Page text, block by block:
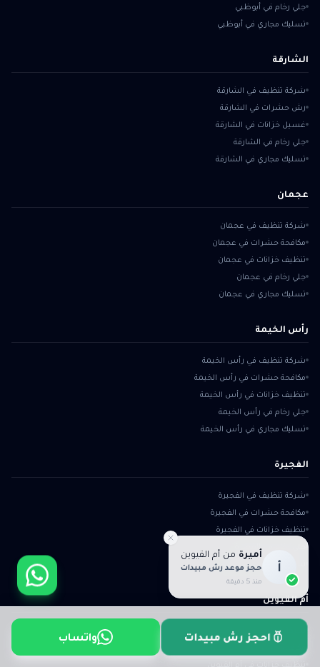
أ
أميرة من أم القيوين
حجز موعد رش مبيدات
منذ 5 دقيقة
جلي رخام في أبوظبي
تسليك مجاري في أبوظبي
الشارقة
شركة تنظيف في الشارقة
رش حشرات في الشارقة
غسيل خزانات في الشارقة
جلي رخام في الشارقة
تسليك مجاري في الشارقة
عجمان
شركة تنظيف في عجمان
مكافحة حشرات في عجمان
تنظيف خزانات في عجمان
جلي رخام في عجمان
تسليك مجاري في عجمان
رأس الخيمة
شركة تنظيف في رأس الخيمة
مكافحة حشرات في رأس الخيمة
تنظيف خزانات في رأس الخيمة
جلي رخام في رأس الخيمة
تسليك مجاري في رأس الخيمة
الفجيرة
شركة تنظيف في الفجيرة
مكافحة حشرات في الفجيرة
تنظيف خزانات في الفجيرة
جلي رخام في الفجيرة
تسليك مجاري في الفجيرة
أم القيوين
شركة تنظيف في أم القيوين
مكافحة حشرات في أم القيوين
احجز رش مبيدات واتساب